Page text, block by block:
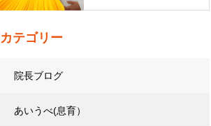
カテゴリー
院長ブログ
あいうべ(息育）